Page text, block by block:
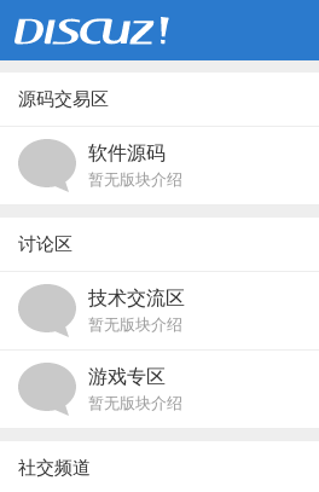
源码交易区
软件源码
暂无版块介绍
讨论区
技术交流区
暂无版块介绍
游戏专区
暂无版块介绍
社交频道